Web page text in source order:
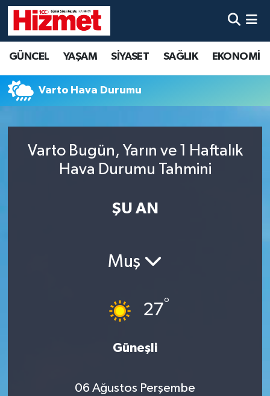
GÜNCEL YAŞAM SİYASET SAĞLIK EKONOMİ
Varto Hava Durumu
Varto Bugün, Yarın ve 1 Haftalık
Hava Durumu Tahmini
ŞU AN
Muş
27°
Güneşli
06 Ağustos Perşembe
YAŞAM
SİYASET
EKONOMİ
Denizli Hava Durumu
Denizli Trafik Yoğunluk Haritası
Tüm Manşetler